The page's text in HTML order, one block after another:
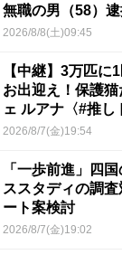
無職の男（58）
2026/8/8(土)09:45
【中継】3万匹に
お出迎え！保護
ェ ルアナ〈#推し
2026/8/7(金)19:54
「一歩前進」四
ススタディの調
ート案検討
2026/8/7(金)19:02